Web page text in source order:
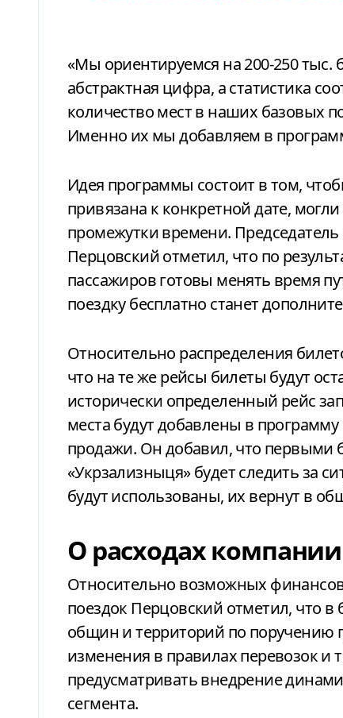
«Мы ориентируемся на 200-250 тыс.
абстрактная цифра, а статистика
количество мест в наших базовых
Именно их мы добавляем в
Идея программы состоит в том,
привязана к конкретной дате,
промежутки времени.
Перцовский отметил, что по
пассажиров готовы менять время
поездку бесплатно станет
Относительно распределения
что на те же рейсы билеты будут
исторически определенный рейс
места будут добавлены в
продажи. Он добавил, что первыми
«Укрзализныця» будет следить за
будут использованы, их вернут в
О расходах компании
Относительно возможных
поездок Перцовский отметил, что
общин и территорий по поручению
изменения в правилах перевозок и
предусматривать внедрение
сегмента.